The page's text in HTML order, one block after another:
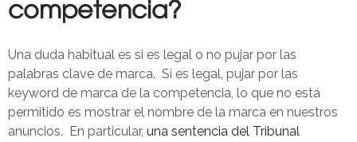
competencia?
Una duda habitual es si es legal o no pujar por las
palabras clave de marca. Sí es legal, pujar por las
keyword de marca de la competencia, lo que no está
permitido es mostrar el nombre de la marca en nuestros
anuncios. En particular, una sentencia del Tribunal